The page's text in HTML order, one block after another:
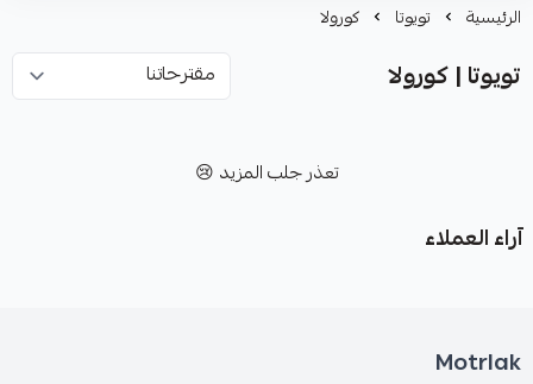
الرئيسية تويوتا كورولا
تويوتا | كورولا
تعذر جلب المزيد 😢
آراء العملاء
Motrlak